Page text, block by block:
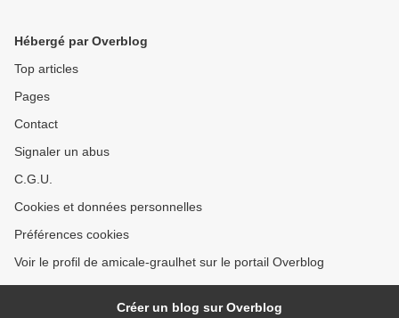
Hébergé par Overblog
Top articles
Pages
Contact
Signaler un abus
C.G.U.
Cookies et données personnelles
Préférences cookies
Voir le profil de amicale-graulhet sur le portail Overblog
Créer un blog sur Overblog